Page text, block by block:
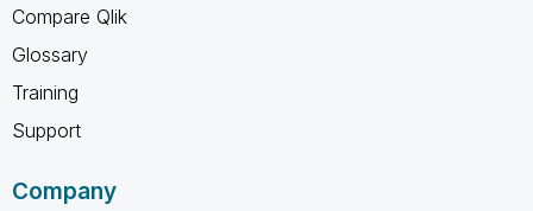
Compare Qlik
Glossary
Training
Support
Company